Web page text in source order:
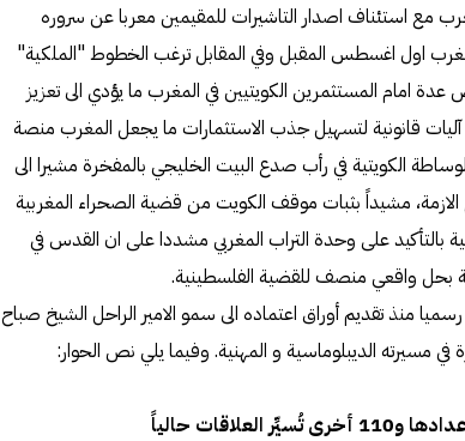
مع استئناف اصدار التاشيرات للمقيمين معربا عن سروره
المغرب اول اغسطس المقبل وفي المقابل ترغب الخطوط "الملكية"
عدة امام المستثمرين الكويتيين في المغرب ما يؤدي الى تعزيز
آليات قانونية لتسهيل جذب الاستثمارات ما يجعل المغرب منصة
الكويتية في رأب صدع البيت الخليجي بالمفخرة مشيرا الى
مشيداً بثبات موقف الكويت من قضية الصحراء المغربية
بالتأكيد على وحدة التراب المغربي مشددا على ان القدس في
بحل واقعي منصف للقضية الفلسطينية.
منذ تقديم أوراق اعتماده الى سمو الامير الراحل الشيخ صباح